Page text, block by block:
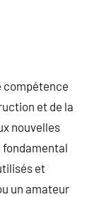
compétence
et de la
nouvelles
fondamental
et
un amateur